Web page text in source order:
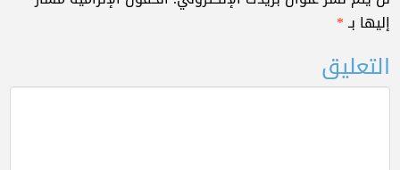
إليها بـ*
التعليق